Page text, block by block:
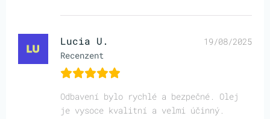
Lucia U.
Recenzent
19/08/2025
Odbavení bylo rychlé a bezpečné. Olej
je vysoce kvalitní a velmi účinný.